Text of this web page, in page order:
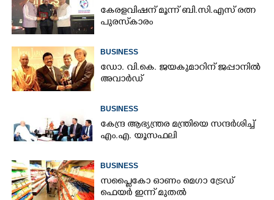
കേരളവിഷന് മൂന്ന് ബി.സി.എസ് രത്ന
പുരസ്‌കാരം
BUSINESS
ഡോ. വി.കെ. ജയകുമാറിന് ജപ്പാനിൽ
അവാർഡ്
BUSINESS
കേന്ദ്ര ആഭ്യന്ത്രര മന്ത്രിയെ സന്ദർശിച്ച്
എം.എ. യൂസഫലി
BUSINESS
സപ്ലൈകോ ഓണം മെഗാ ട്രേഡ്
ഫെയർ ഇന്ന് മുതൽ